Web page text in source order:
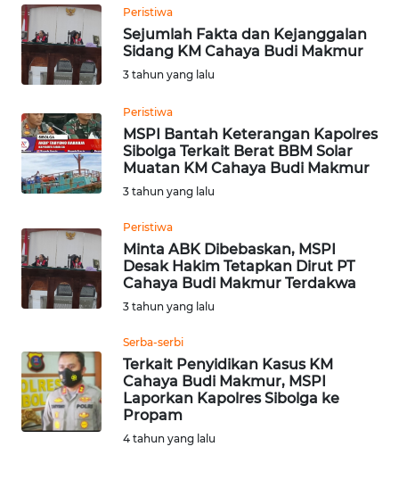
Peristiwa
Sejumlah Fakta dan Kejanggalan
Sidang KM Cahaya Budi Makmur
3 tahun yang lalu
Peristiwa
MSPI Bantah Keterangan Kapolres
Sibolga Terkait Berat BBM Solar
Muatan KM Cahaya Budi Makmur
3 tahun yang lalu
Peristiwa
Minta ABK Dibebaskan, MSPI
Desak Hakim Tetapkan Dirut PT
Cahaya Budi Makmur Terdakwa
3 tahun yang lalu
Serba-serbi
Terkait Penyidikan Kasus KM
Cahaya Budi Makmur, MSPI
Laporkan Kapolres Sibolga ke
Propam
4 tahun yang lalu
WN
PAKPAK
WN
WN
BEKASI
BOGOR
WN
DEPOK
TAPANULI
UTARA
WN